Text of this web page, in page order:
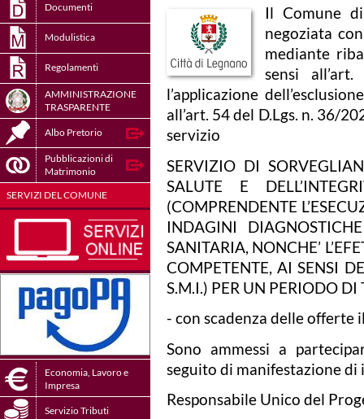
Documenti
Modulistica
Regolamenti
AMMINISTRAZIONE
TRASPARENTE
Albo Pretorio
Pubblicazioni di
Matrimonio
SERVIZI DEL COMUNE
Economia, Lavoro e
Impresa
Servizio Tributi
Il Comune
negoziata
mediante
sensi
l’applicazione
all’art. 54 del D.Lgs. n. 36/
servizio
SERVIZIO DI
SALUTE E
(COMPRENDENTE
INDAGINI
SANITARIA, NONCHE’
COMPETENTE, AI SENSI
S.M.I.) PER UN PERIODO DI
- con scadenza delle
Sono ammessi a
seguito di manifestazione di
Responsabile Unico del